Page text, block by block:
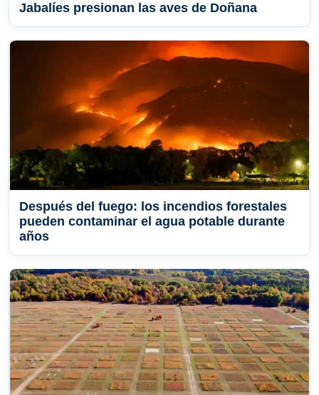
Jabalíes presionan las aves de Doñana
Después del fuego: los incendios forestales
pueden contaminar el agua potable durante
años